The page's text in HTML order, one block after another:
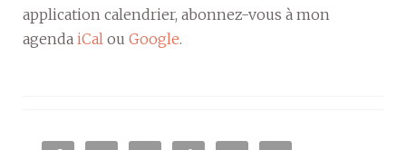
application calendrier, abonnez-vous à mon
agenda iCal ou Google.